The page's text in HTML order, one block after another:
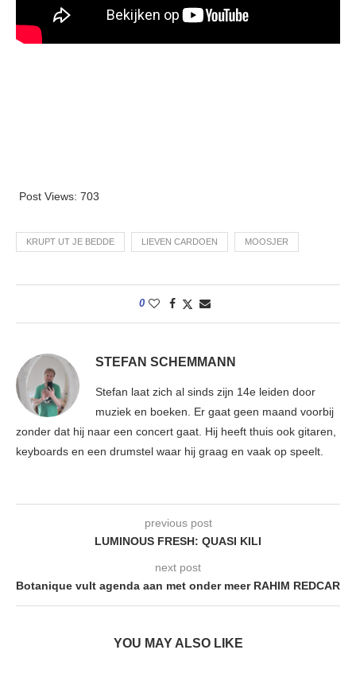
Post Views: 703
KRUPT UT JE BEDDE LIEVEN CARDOEN MOOSJER
0
STEFAN SCHEMMANN
Stefan laat zich al sinds zijn 14e leiden door
muziek en boeken. Er gaat geen maand voorbij
zonder dat hij naar een concert gaat. Hij heeft thuis ook gitaren,
keyboards en een drumstel waar hij graag en vaak op speelt.
previous post
LUMINOUS FRESH: QUASI KILI
next post
Botanique vult agenda aan met onder meer RAHIM REDCAR
YOU MAY ALSO LIKE